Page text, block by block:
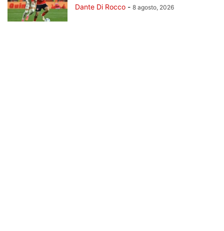
Dante Di Rocco - 8 agosto, 2026